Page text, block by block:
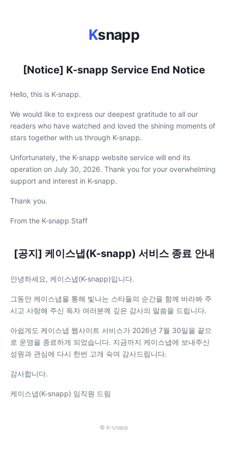
Ksnapp
[Notice] K-snapp Service End Notice
Hello, this is K-snapp.
We would like to express our deepest gratitude to all our
readers who have watched and loved the shining moments of
stars together with us through K-snapp.
Unfortunately, the K-snapp website service will end its
operation on July 30, 2026. Thank you for your overwhelming
support and interest in K-snapp.
Thank you.
From the K-snapp Staff
[공지] 케이스냅(K-snapp) 서비스 종료 안내
안녕하세요, 케이스냅(K-snapp)입니다.
그동안 케이스냅을 통해 빛나는 스타들의 순간을 함께 바라봐 주
시고 사랑해 주신 독자 여러분께 깊은 감사의 말씀을 드립니다.
아쉽게도 케이스냅 웹사이트 서비스가 2026년 7월 30일을 끝으
로 운영을 종료하게 되었습니다. 지금까지 케이스냅에 보내주신
성원과 관심에 다시 한번 고개 숙여 감사드립니다.
감사합니다.
케이스냅(K-snapp) 임직원 드림
© K-snapp